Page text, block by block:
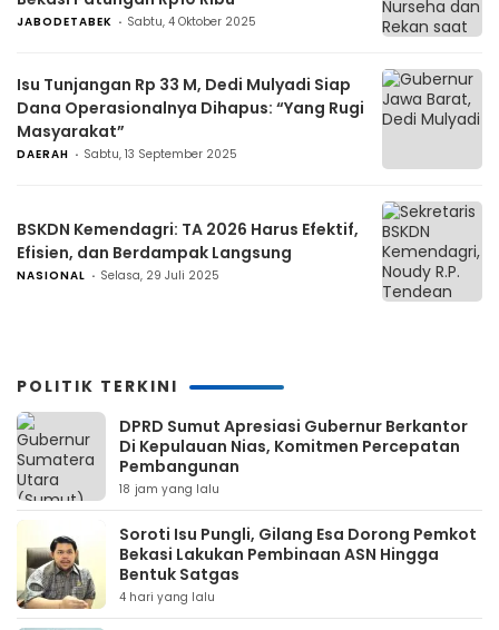
JABODETABEK Sabtu, 4 Oktober 2025
Isu Tunjangan Rp 33 M, Dedi Mulyadi Siap
Dana Operasionalnya Dihapus: “Yang Rugi
Masyarakat”
DAERAH Sabtu, 13 September 2025
BSKDN Kemendagri: TA 2026 Harus Efektif,
Efisien, dan Berdampak Langsung
NASIONAL Selasa, 29 Juli 2025
POLITIK TERKINI
DPRD Sumut Apresiasi Gubernur Berkantor
Di Kepulauan Nias, Komitmen Percepatan
Pembangunan
18 jam yang lalu
Soroti Isu Pungli, Gilang Esa Dorong Pemkot
Bekasi Lakukan Pembinaan ASN Hingga
Bentuk Satgas
4 hari yang lalu